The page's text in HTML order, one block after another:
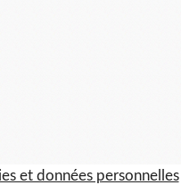
et données personnelles